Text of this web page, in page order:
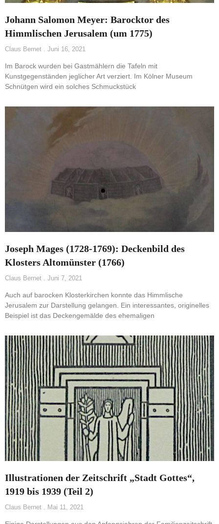
Johann Salomon Meyer: Barocktor des
Himmlischen Jerusalem (um 1775)
Claus Bernet Juni 16, 2021
Im Barock wurden bei Gastmählern die Tafeln mit
Kunstgegenständen jeglicher Art verziert. Im Kölner Museum
Schnütgen wird ein solches Schmuckstück
Joseph Mages (1728-1769): Deckenbild des
Klosters Altomünster (1766)
Claus Bernet Juni 7, 2021
Auch auf barocken Klosterkirchen konnte das Himmlische
Jerusalem zur Darstellung gelangen. Ein interessantes, originelles
Beispiel ist das Deckengemälde des ehemaligen
Illustrationen der Zeitschrift „Stadt Gottes“,
1919 bis 1939 (Teil 2)
Claus Bernet Mai 11, 2021